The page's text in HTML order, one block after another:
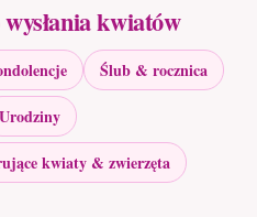
kwiatów
Ślub & rocznica
Urodziny
kwiaty & zwierzęta